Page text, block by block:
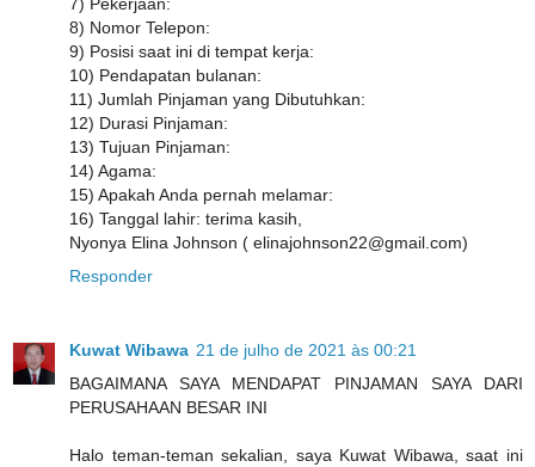
8) Nomor Telepon:
9) Posisi saat ini di tempat kerja:
10) Pendapatan bulanan:
11) Jumlah Pinjaman yang Dibutuhkan:
12) Durasi Pinjaman:
13) Tujuan Pinjaman:
14) Agama:
15) Apakah Anda pernah melamar:
16) Tanggal lahir: terima kasih,
Nyonya Elina Johnson ( elinajohnson22@gmail.com)
Responder
Kuwat Wibawa 21 de julho de 2021 às 00:21
BAGAIMANA SAYA MENDAPAT PINJAMAN SAYA DARI
PERUSAHAAN BESAR INI
Halo teman-teman sekalian, saya Kuwat Wibawa, saat ini